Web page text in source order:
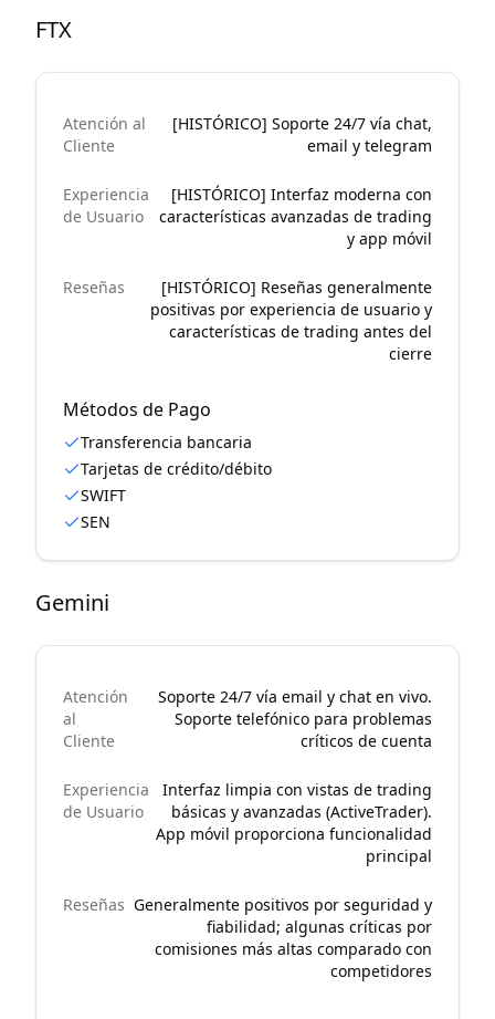
FTX
Atención al
Cliente
[HISTÓRICO] Soporte 24/7 vía chat,
email y telegram
Experiencia
de Usuario
[HISTÓRICO] Interfaz moderna con
características avanzadas de trading
y app móvil
Reseñas
[HISTÓRICO] Reseñas generalmente
positivas por experiencia de usuario y
características de trading antes del
cierre
Métodos de Pago
Transferencia bancaria
Tarjetas de crédito/débito
SWIFT
SEN
Gemini
Atención
al
Cliente
Soporte 24/7 vía email y chat en vivo.
Soporte telefónico para problemas
críticos de cuenta
Experiencia
de Usuario
Interfaz limpia con vistas de trading
básicas y avanzadas (ActiveTrader).
App móvil proporciona funcionalidad
principal
Reseñas Generalmente positivos por seguridad y
fiabilidad; algunas críticas por
comisiones más altas comparado con
competidores